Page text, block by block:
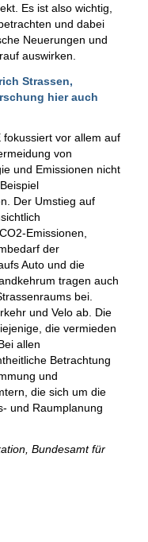
Es ist also wichtig,
und dabei
Neuerungen und
auswirken.
Strassen,
hier auch
vor allem auf
von
und Emissionen nicht
Der Umstieg auf
Emissionen,
der
Auto und die
tragen auch
bei.
und Velo ab. Die
die vermieden
allen
Betrachtung
und
die sich um die
und Raumplanung
Bundesamt für